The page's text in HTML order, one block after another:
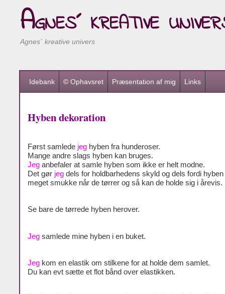
Agnes´ kreative
Agnes´ kreative univers
Idebank © Ophavsret Præsentation af mig Links
Hyben dekoration
Først samlede jeg hyben fra hunderoser.
Mange andre slags hyben kan bruges.
Jeg anbefaler at samle hyben som ikke er helt modne.
Det gør jeg dels for holdbarhedens skyld og dels fordi
meget smukke når de tørrer og så kan de holde sig i årevis.
Se bare de tørrede hyben herover.
Jeg samlede mine hyben i en buket.
Jeg kom en elastik om stilkene for at holde dem samlet.
Du kan evt sætte et flot bånd over elastikken.